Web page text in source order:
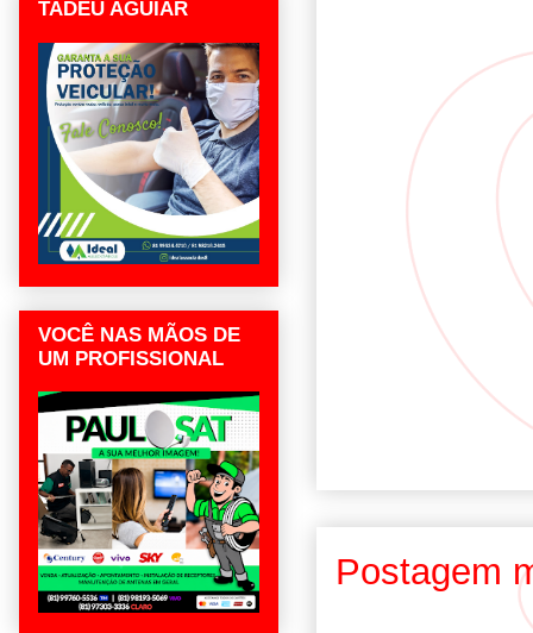
Postagem
TADEU AGUIAR
VOCÊ NAS MÃOS DE
UM PROFISSIONAL